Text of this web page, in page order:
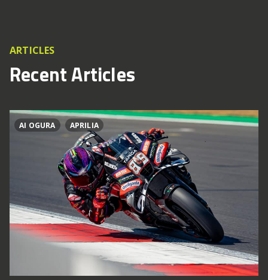
ARTICLES
Recent Articles
AI OGURA APRILIA